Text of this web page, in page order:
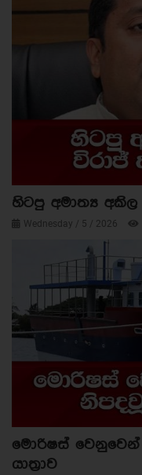
හිටපු අමාත්‍ය අකිල
Wednesday / 5 / 2026
මොරිෂස් වෙනුවෙන්
යාත්‍රාව